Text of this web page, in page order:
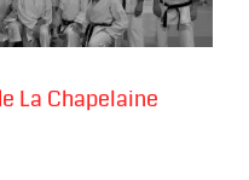
La Chapelaine